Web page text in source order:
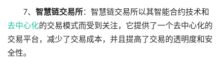
7、 智慧链交易所：智慧链交易所以其智能合约技术和
去中心化的交易模式而受到关注，它提供了一个去中心化的
交易平台，减少了交易成本，并且提高了交易的透明度和安
全性。